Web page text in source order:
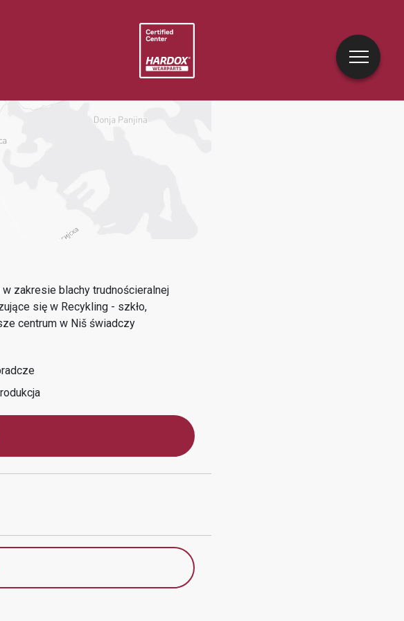
zakresie blachy trudnościeralnej
się w Recykling - szkło,
centrum w Nišświadczy